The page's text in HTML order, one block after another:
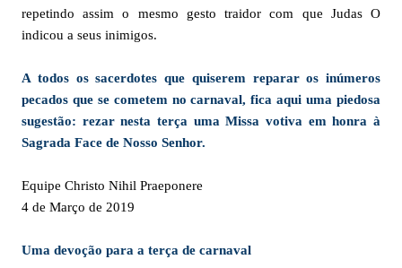
repetindo assim o mesmo gesto traidor com que Judas O
indicou a seus inimigos.
A todos os sacerdotes que quiserem reparar os inúmeros
pecados que se cometem no carnaval, fica aqui uma piedosa
sugestão: rezar nesta terça uma Missa votiva em honra à
Sagrada Face de Nosso Senhor.
Equipe Christo Nihil Praeponere
4 de Março de 2019
Uma devoção para a terça de carnaval